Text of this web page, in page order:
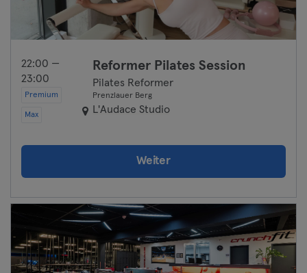
22:00 —
23:00
Premium
Max
Reformer Pilates Session
Pilates Reformer
Prenzlauer Berg
L'Audace Studio
Weiter